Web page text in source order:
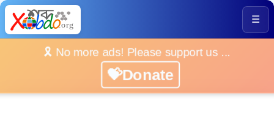
☰
🎗️ No more ads! Please support us ...
💝Donate